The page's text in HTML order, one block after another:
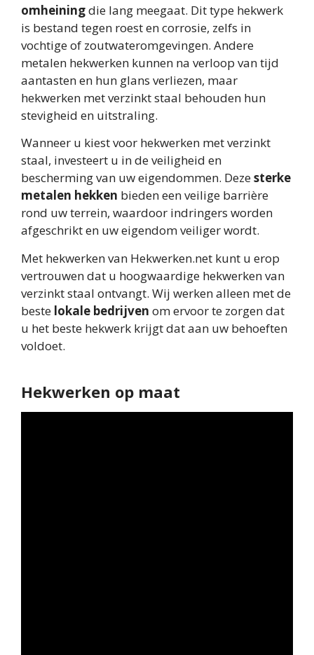
omheiningdie lang meegaat. Dit type hekwerk
is bestand tegen roest en corrosie, zelfs in
vochtige of zoutwateromgevingen. Andere
metalen hekwerken kunnen na verloop van tijd
aantasten en hun glans verliezen, maar
hekwerken met verzinkt staal behouden hun
stevigheid en uitstraling.
Wanneer u kiest voor hekwerken met verzinkt
staal, investeert u in de veiligheid en
bescherming van uw eigendommen. Dezesterke
metalen hekken bieden een veilige barrière
rond uw terrein, waardoor indringers worden
afgeschrikt en uw eigendom veiliger wordt.
Met hekwerken van Hekwerken.net kunt u erop
vertrouwen dat u hoogwaardige hekwerken van
verzinkt staal ontvangt. Wij werken alleen met de
beste lokale bedrijven om ervoor te zorgen dat
u het beste hekwerk krijgt dat aan uw behoeften
voldoet.
Hekwerken op maat